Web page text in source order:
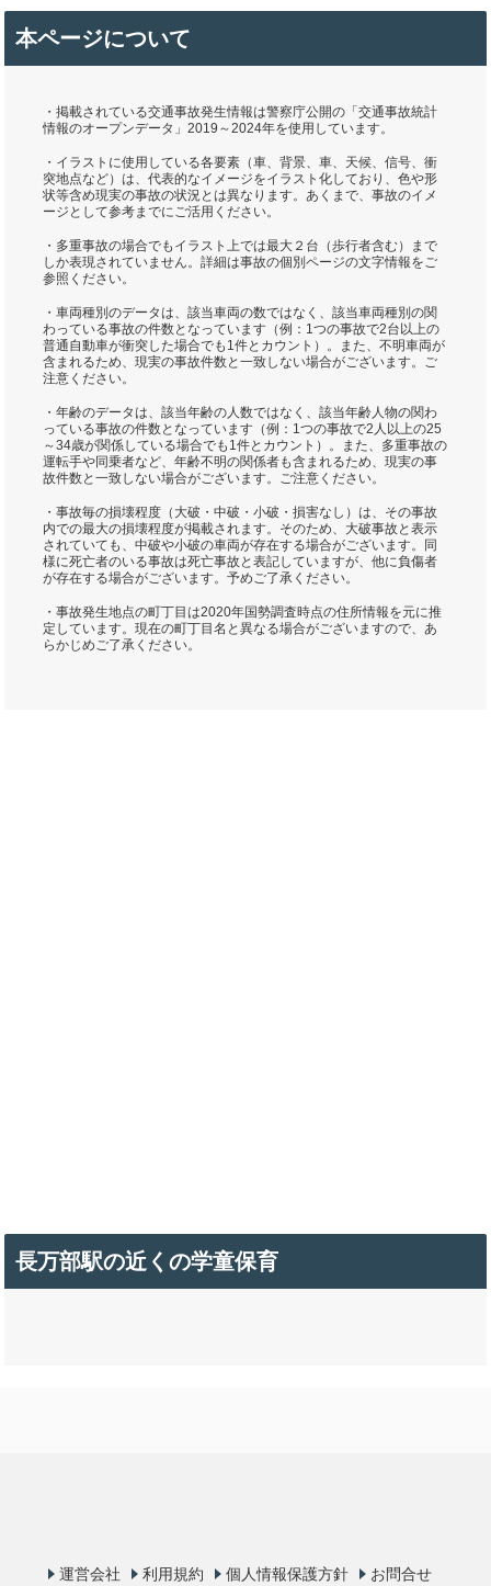
本ページについて
・掲載されている交通事故発生情報は警察庁公開の「交通事故統計
情報のオープンデータ」2019～2024年を使用しています。
・イラストに使用している各要素（車、背景、車、天候、信号、衝
突地点など）は、代表的なイメージをイラスト化しており、色や形
状等含め現実の事故の状況とは異なります。あくまで、事故のイメ
ージとして参考までにご活用ください。
・多重事故の場合でもイラスト上では最大２台（歩行者含む）まで
しか表現されていません。詳細は事故の個別ページの文字情報をご
参照ください。
・車両種別のデータは、該当車両の数ではなく、該当車両種別の関
わっている事故の件数となっています（例：1つの事故で2台以上の
普通自動車が衝突した場合でも1件とカウント）。また、不明車両が
含まれるため、現実の事故件数と一致しない場合がございます。ご
注意ください。
・年齢のデータは、該当年齢の人数ではなく、該当年齢人物の関わ
っている事故の件数となっています（例：1つの事故で2人以上の25
～34歳が関係している場合でも1件とカウント）。また、多重事故の
運転手や同乗者など、年齢不明の関係者も含まれるため、現実の事
故件数と一致しない場合がございます。ご注意ください。
・事故毎の損壊程度（大破・中破・小破・損害なし）は、その事故
内での最大の損壊程度が掲載されます。そのため、大破事故と表示
されていても、中破や小破の車両が存在する場合がございます。同
様に死亡者のいる事故は死亡事故と表記していますが、他に負傷者
が存在する場合がございます。予めご了承ください。
・事故発生地点の町丁目は2020年国勢調査時点の住所情報を元に推
定しています。現在の町丁目名と異なる場合がございますので、あ
らかじめご了承ください。
長万部駅の近くの学童保育
運営会社 利用規約 個人情報保護方針 お問合せ